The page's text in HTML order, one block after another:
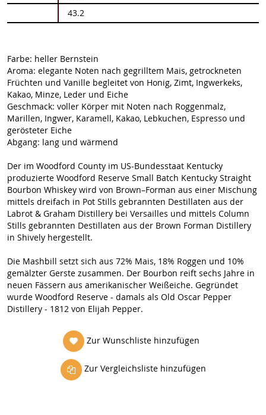
43.2
Farbe: heller Bernstein
Aroma: elegante Noten nach gegrilltem Mais, getrockneten
Früchten und Vanille begleitet von Honig, Zimt, Ingwerkeks,
Kakao, Minze, Leder und Eiche
Geschmack: voller Körper mit Noten nach Roggenmalz,
Marillen, Ingwer, Karamell, Kakao, Lebkuchen, Espresso und
gerösteter Eiche
Abgang: lang und wärmend
Der im Woodford County im US-Bundesstaat Kentucky
produzierte Woodford Reserve Small Batch Kentucky Straight
Bourbon Whiskey wird von Brown–Forman aus einer Mischung
mittels dreifach in Pot Stills gebrannten Destillaten aus der
Labrot & Graham Distillery bei Versailles und mittels Column
Stills gebrannten Destillaten aus der Brown Forman Distillery
in Shively hergestellt.
Die Mashbill setzt sich aus 72% Mais, 18% Roggen und 10%
gemälzter Gerste zusammen. Der Bourbon reift sechs Jahre in
neuen Fässern aus amerikanischer Weißeiche. Gegründet
wurde Woodford Reserve - damals als Old Oscar Pepper
Distillery - 1812 von Elijah Pepper.
Zur Wunschliste hinzufügen
Zur Vergleichsliste hinzufügen